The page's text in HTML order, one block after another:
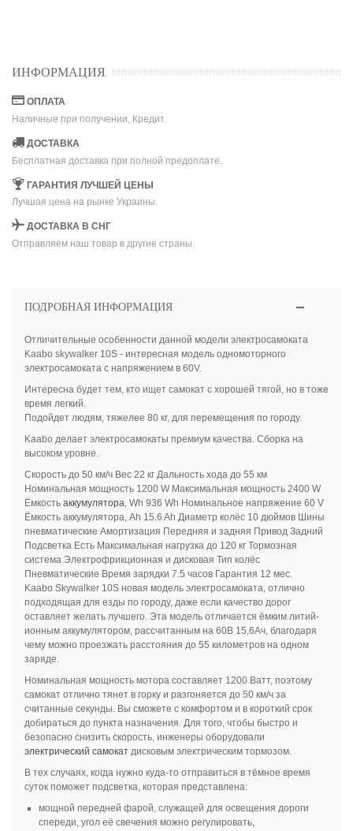
ИНФОРМАЦИЯ
ОПЛАТА
Наличные при получении, Кредит.
ДОСТАВКА
Бесплатная доставка при полной предоплате.
ГАРАНТИЯ ЛУЧШЕЙ ЦЕНЫ
Лучшая цена на рынке Украины.
ДОСТАВКА В СНГ
Отправляем наш товар в другие страны.
ПОДРОБНАЯ ИНФОРМАЦИЯ
Отличительные особенности данной модели электросамоката
Kaabo skywalker 10S - интересная модель одномоторного
электросамоката с напряжением в 60V.
Интересна будет тем, кто ищет самокат с хорошей тягой, но в тоже
время легкий.
Подойдет людям, тяжелее 80 кг, для перемещения по городу.
Kaabo делает электросамокаты премиум качества. Сборка на
высоком уровне.
Скорость до 50 км/ч Вес 22 кг Дальность хода до 55 км
Номинальная мощность 1200 W Максимальная мощность 2400 W
Ёмкость аккумулятора, Wh 936 Wh Номинальное напряжение 60 V
Ёмкость аккумулятора, Ah 15.6 Ah Диаметр колёс 10 дюймов Шины
пневматические Амортизация Передняя и задняя Привод Задний
Подсветка Есть Максимальная нагрузка до 120 кг Тормозная
система Электрофрикционная и дисковая Тип колёс
Пневматические Время зарядки 7.5 часов Гарантия 12 мес.
Kaabo Skywalker 10S новая модель электросамоката, отлично
подходящая для езды по городу, даже если качество дорог
оставляет желать лучшего. Эта модель отличается ёмким литий-
ионным аккумулятором, рассчитанным на 60В 15,6Ач, благодаря
чему можно проезжать расстояния до 55 километров на одном
заряде.
Номинальная мощность мотора составляет 1200 Ватт, поэтому
самокат отлично тянет в горку и разгоняется до 50 км/ч за
считанные секунды. Вы сможете с комфортом и в короткий срок
добираться до пункта назначения. Для того, чтобы быстро и
безопасно снизить скорость, инженеры оборудовали
электрический самокатдисковым электрическим тормозом.
В тех случаях, когда нужно куда-то отправиться в тёмное время
суток поможет подсветка, которая представлена:
мощной передней фарой, служащей для освещения дороги
спереди, угол её свечения можно регулировать,